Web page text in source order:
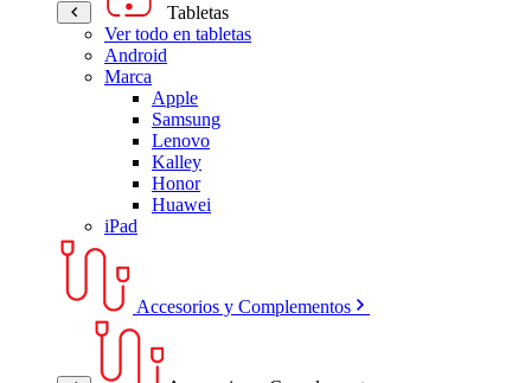
Tabletas
Ver todo en tabletas
Android
Marca
Apple
Samsung
Lenovo
Kalley
Honor
Huawei
iPad
Accesorios y Complementos